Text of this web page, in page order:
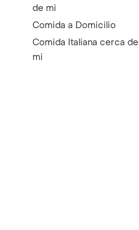
de mi
Comida a Domicilio
Comida Italiana cerca de
mi